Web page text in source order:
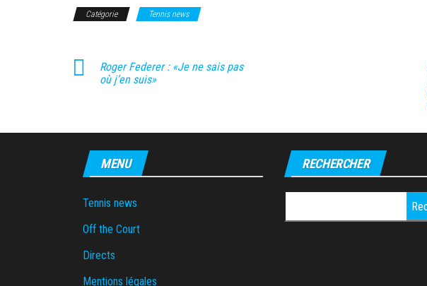
Catégorie Tennis news
Roger Federer : «Je ne sais pas
où j’en suis»
MENU
Tennis news
Off the Court
Directs
Mentions légales
RECHERCHER